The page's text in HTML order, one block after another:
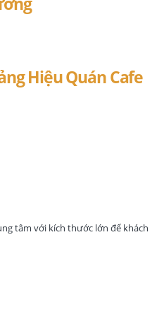
Hiệu Quán Cafe
tâm với kích thước lớn để khách